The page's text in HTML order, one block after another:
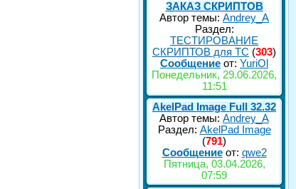
ЗАКАЗ СКРИПТОВ
Автор темы: Andrey_A
Раздел:
ТЕСТИРОВАНИЕ
СКРИПТОВ для TC (303)
Сообщение от: YuriOl
Понедельник, 29.06.2026,
11:51
AkelPad Image Full 32.32
Автор темы: Andrey_A
Раздел: AkelPad Image
(791)
Сообщениеот: qwe2
Пятница, 03.04.2026,
07:59